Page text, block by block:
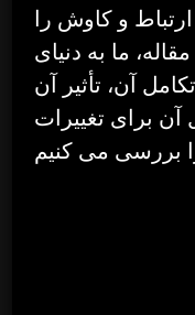
و کاوش را
ما به دنیای
آن، تأثیر آن
آن برای تغییرات